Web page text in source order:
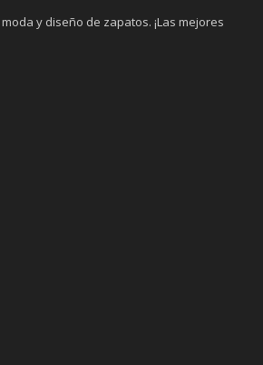
y diseño de zapatos. ¡Las mejores